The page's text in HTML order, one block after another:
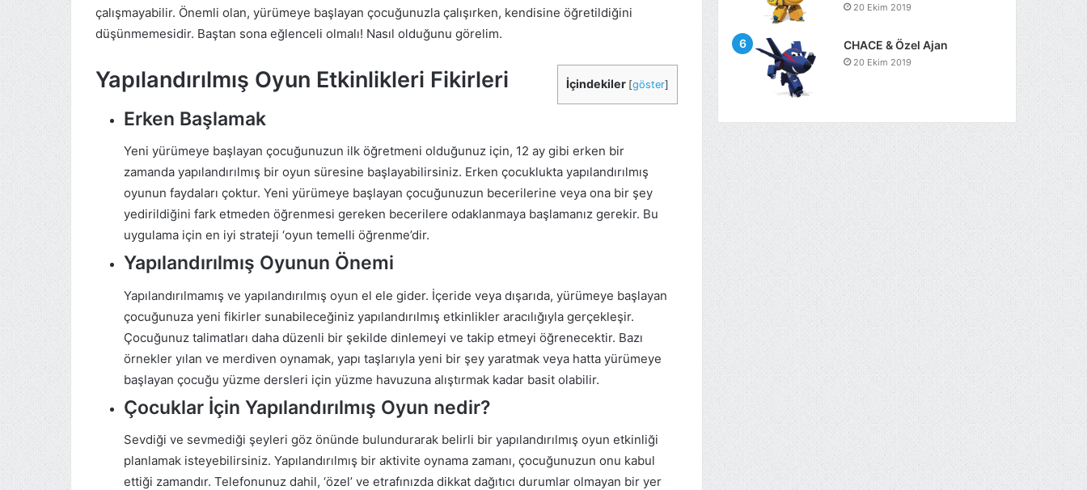
çalışmayabilir. Önemli olan, yürümeye başlayan çocuğunuzla çalışırken, kendisine öğretildiğini
düşünmemesidir. Baştan sona eğlenceli olmalı! Nasıl olduğunu görelim.
İçindekiler [göster]
Yapılandırılmış Oyun Etkinlikleri Fikirleri
Erken Başlamak
Yeni yürümeye başlayan çocuğunuzun ilk öğretmeni olduğunuz için, 12 ay gibi erken bir
zamanda yapılandırılmış bir oyun süresine başlayabilirsiniz. Erken çocuklukta yapılandırılmış
oyunun faydaları çoktur. Yeni yürümeye başlayan çocuğunuzun becerilerine veya ona bir şey
yedirildiğini fark etmeden öğrenmesi gereken becerilere odaklanmaya başlamanız gerekir. Bu
uygulama için en iyi strateji ‘oyun temelli öğrenme’dir.
Yapılandırılmış Oyunun Önemi
Yapılandırılmamış ve yapılandırılmış oyun el ele gider. İçeride veya dışarıda, yürümeye başlayan
çocuğunuza yeni fikirler sunabileceğiniz yapılandırılmış etkinlikler aracılığıyla gerçekleşir.
Çocuğunuz talimatları daha düzenli bir şekilde dinlemeyi ve takip etmeyi öğrenecektir. Bazı
örnekler yılan ve merdiven oynamak, yapı taşlarıyla yeni bir şey yaratmak veya hatta yürümeye
başlayan çocuğu yüzme dersleri için yüzme havuzuna alıştırmak kadar basit olabilir.
Çocuklar İçin Yapılandırılmış Oyun nedir?
Sevdiği ve sevmediği şeyleri göz önünde bulundurarak belirli bir yapılandırılmış oyun etkinliği
planlamak isteyebilirsiniz. Yapılandırılmış bir aktivite oynama zamanı, çocuğunuzun onu kabul
ettiği zamandır. Telefonunuz dahil, ‘özel’ ve etrafınızda dikkat dağıtıcı durumlar olmayan bir yer
20 Ekim 2019
CHACE & Özel Ajan
20 Ekim 2019